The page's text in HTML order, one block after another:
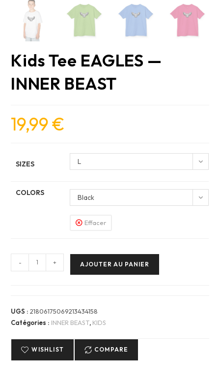
Kids Tee EAGLES —
INNER BEAST
19,99€
SIZES L
COLORS
Black
Effacer
de
EAGLES
—
BEAST
- + AJOUTER AU PANIER
UGS :21806175069213434158
Catégories : INNER BEAST, KIDS
WISHLIST COMPARE